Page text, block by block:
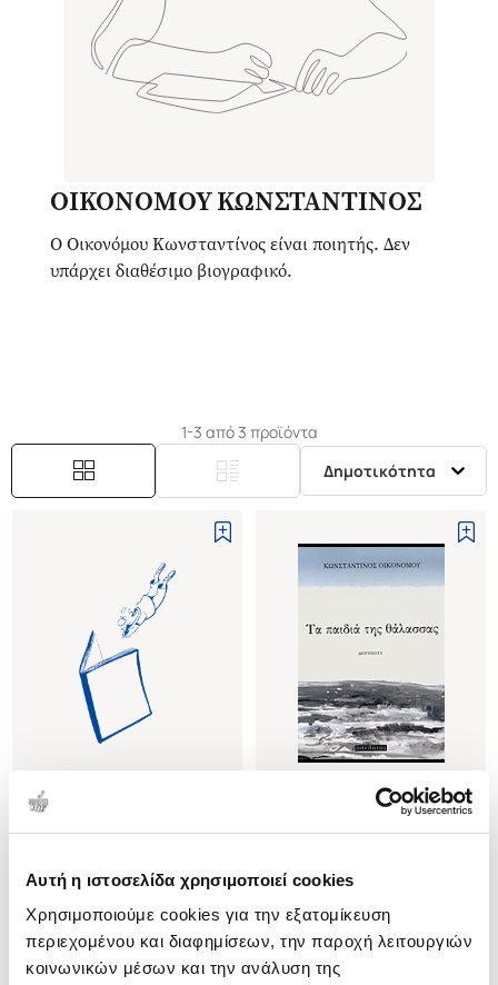
Αυτή η ιστοσελίδα χρησιμοποιεί cookies
Χρησιμοποιούμε cookies για την εξατομίκευση
περιεχομένου και διαφημίσεων, την παροχή λειτουργιών
κοινωνικών μέσων και την ανάλυση της
ΟΙΚΟΝΟΜΟΥ ΚΩΝΣΤΑΝΤΙΝΟΣ
Ο Οικονόμου Κωνσταντίνος είναι ποιητής. Δεν
υπάρχει διαθέσιμο βιογραφικό.
1-3 από 3 προϊόντα
Δημοτικότητα
ΔΕΥΤΕΡΗ ΑΡΝΗΣΗ
ΚΩΝΣΤΑΝΤΙΝΟΣ
Κωδ. Πολιτείας:1290-0112
ΤΑ ΠΑΙΔΙΑ ΤΗΣ ΘΑΛΑΣΣΑΣ
ΚΩΝΣΤΑΝΤΙΝΟΣ
Κωδ. Πολιτείας :8133-0240